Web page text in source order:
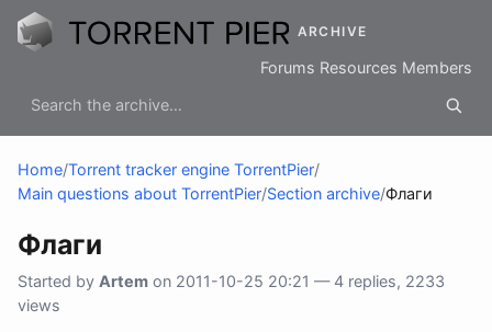
ARCHIVE
Forums Resources Members
Home/Torrent tracker engine TorrentPier/
Main questions about TorrentPier/Section archive/Флаги
Флаги
Started by Artem on 2011-10-25 20:21 — 4 replies, 2233
views